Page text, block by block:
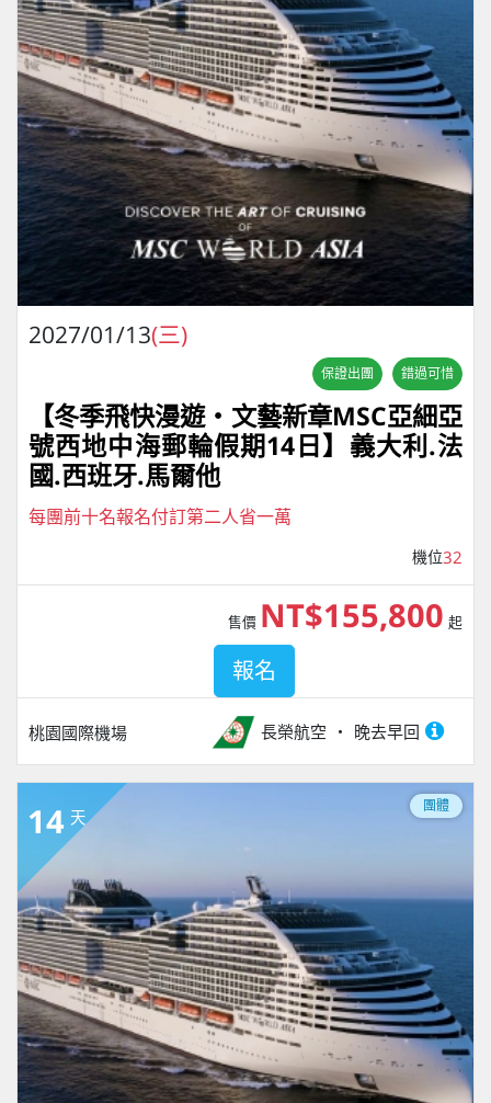
2027/01/13(三)
保證出團 錯過可惜
【冬季飛快漫遊・文藝新章MSC亞細亞
號西地中海郵輪假期14日】義大利.法
國.西班牙.馬爾他
每團前十名報名付訂第二人省一萬
機位32
桃園國際機場 長榮航空 晚去早回
售價 NT$155,800 起
報名
14 天
團體